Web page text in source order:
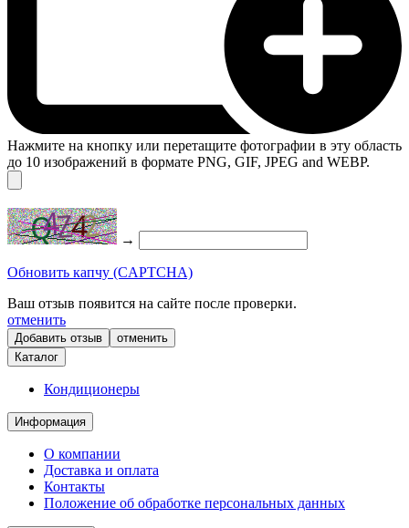
Нажмите на кнопку или перетащите фотографии в эту область
до 10 изображений в формате PNG, GIF, JPEG and WEBP.
→
Обновить капчу (CAPTCHA)
Ваш отзыв появится на сайте после проверки.
отменить
отменить
Каталог
Кондиционеры
Информация
О компании
Доставка и оплата
Контакты
Положение об обработке персональных данных